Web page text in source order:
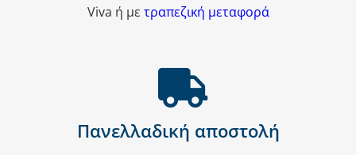
Viva ή με τραπεζική μεταφορά
Πανελλαδική αποστολή